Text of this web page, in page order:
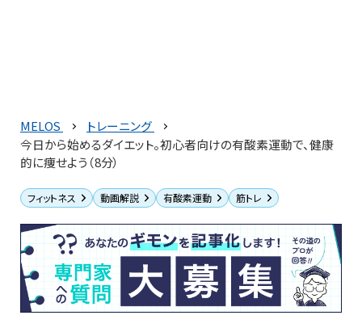
MELOS
トレーニング
今日から始めるダイエット。初心者向けの有酸素運動で、健康
的に痩せよう（8分）
フィットネス 動画解説 有酸素運動 筋トレ